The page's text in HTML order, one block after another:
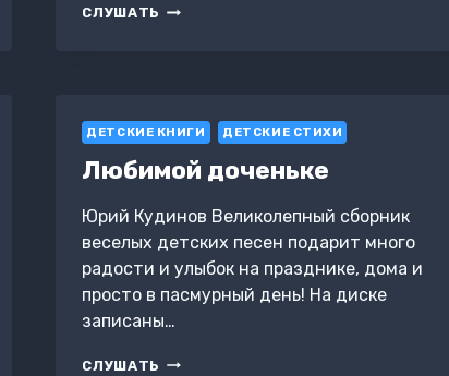
СЛУШАТЬ ДЕТИ
ДЕТСКИЕ КНИГИ ДЕТСКИЕ СТИХИ
Любимой доченьке
Юрий Кудинов Великолепный сборник
веселых детских песен подарит много
радости и улыбок на празднике, дома и
просто в пасмурный день! На диске
записаны…
СЛУШАТЬ ЛЮБИМОЙ